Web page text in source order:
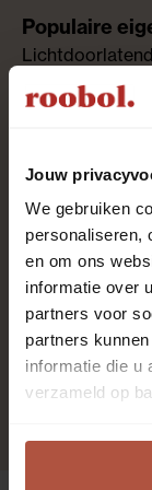
Jouw
We gebruiken
personaliseren,
en om ons
informatie over
partners voor
partners
informatie die u
verzameld op
1.0%
Nee